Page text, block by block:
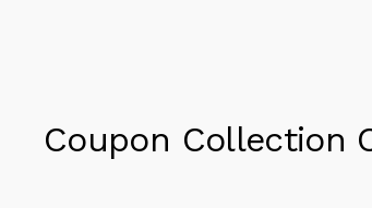
Coupon Collection